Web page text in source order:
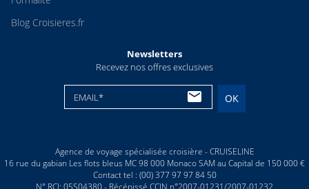
Blog Croisieres.fr
Newsletters
Recevez nos offres exclusives
EMAIL* OK
Agence de voyage spécialisée croisière - CRUISELINE
16 rue du gabian Les flots bleus MC 98 000 Monaco SAM au Capital de 150 000 €
Contact tel : (00) 377 97 97 84 50
N° RCI: 05S04380 - Récépissé CCIN n°2007-01231/2007-01232